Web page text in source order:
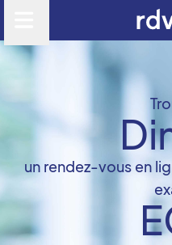
un rendez-vous en